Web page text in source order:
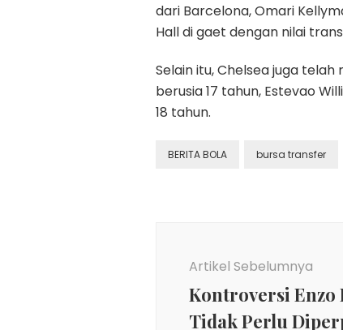
dari Barcelona, Omari
Hall di gaet dengan nilai
Selain itu, Chelsea juga
berusia 17 tahun, Estevao
18 tahun.
BERITA BOLA bursa transfer
Artikel Sebelumnya
Kontroversi Enzo
Tidak Perlu